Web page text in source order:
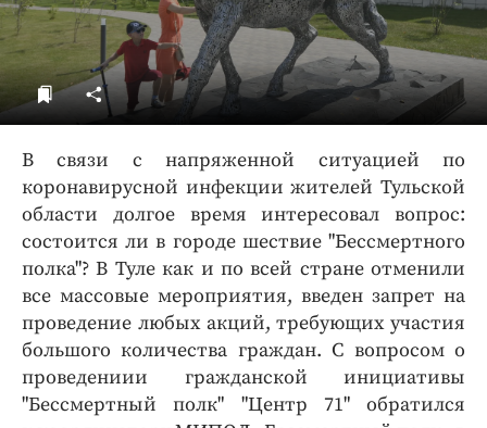
В связи с напряженной ситуацией по
коронавирусной инфекции жителей Тульской
области долгое время интересовал вопрос:
состоится ли в городе шествие "Бессмертного
полка"? В Туле как и по всей стране отменили
все массовые мероприятия, введен запрет на
проведение любых акций, требующих участия
большого количества граждан. С вопросом о
проведениии гражданской инициативы
"Бессмертный полк" "Центр 71" обратился